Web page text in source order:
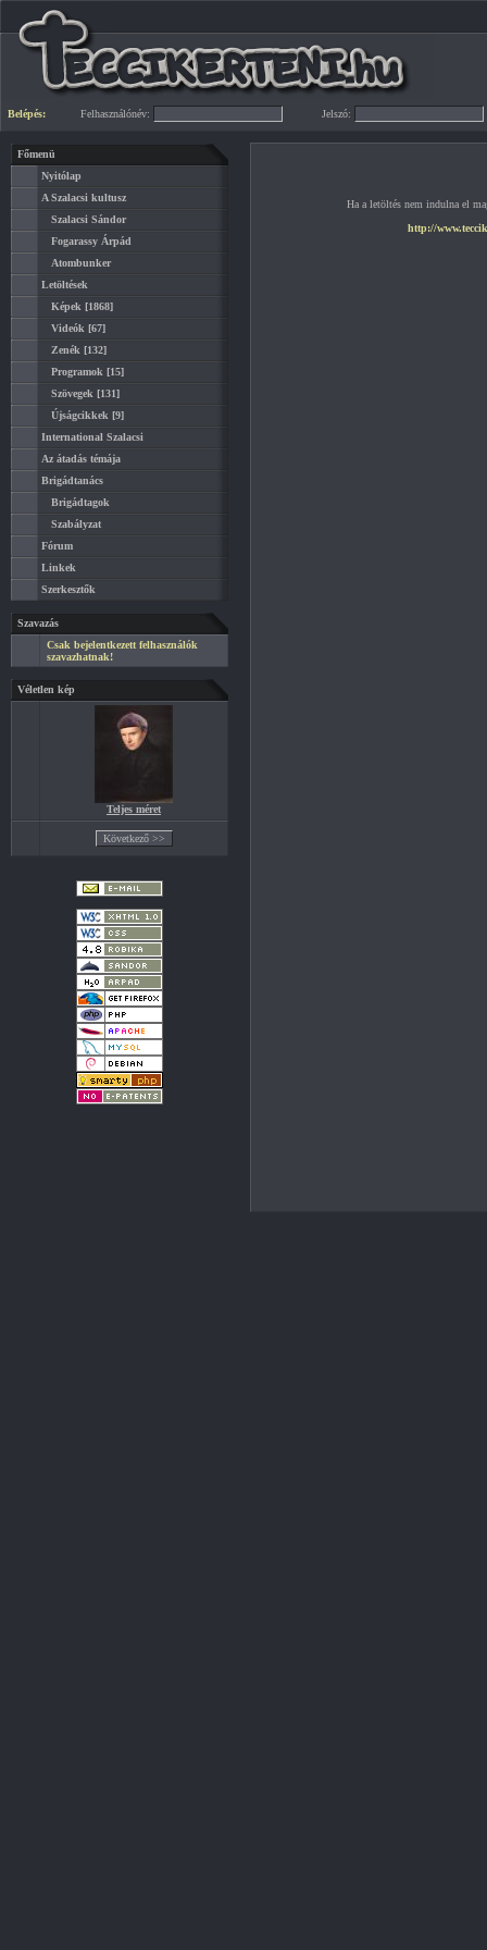
Belépés: Felhasználónév: Jelszó:
Főmenü
Nyitólap
A Szalacsi kultusz
Szalacsi Sándor
Fogarassy Árpád
Atombunker
Letöltések
Képek [1868]
Videók [67]
Zenék [132]
Programok [15]
Szövegek [131]
Újságcikkek [9]
International Szalacsi
Az átadás témája
Brigádtanács
Brigádtagok
Szabályzat
Fórum
Linkek
Szerkesztők
Szavazás
Csak bejelentkezett felhasználók
szavazhatnak!
Véletlen kép
Teljes méret
Ha a letöltés nem indulna el
http://